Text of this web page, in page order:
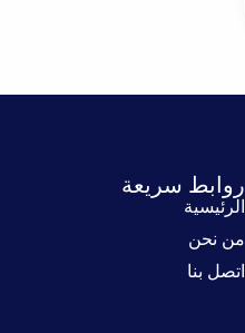
روابط سريعة
الرئيسية
من نحن
اتصل بنا